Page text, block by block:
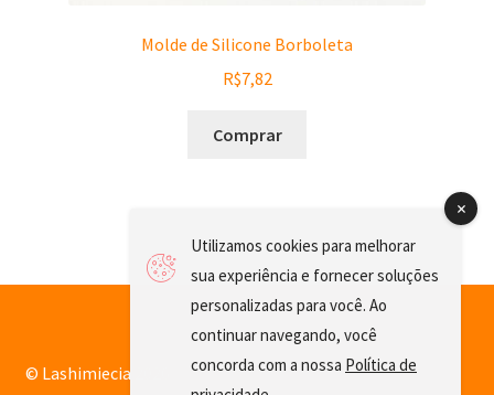
Molde de Silicone Borboleta
R$7,82
Comprar
© Lashimiecia 2026
Utilizamos cookies para melhorar
sua experiência e fornecer soluções
personalizadas para você. Ao
continuar navegando, você
concorda com a nossa Política de